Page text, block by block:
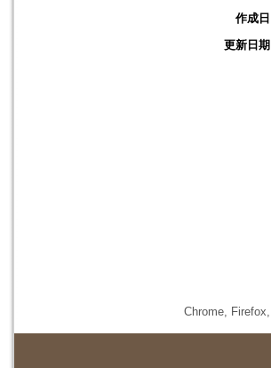
作成日
更新日期
Chrome,